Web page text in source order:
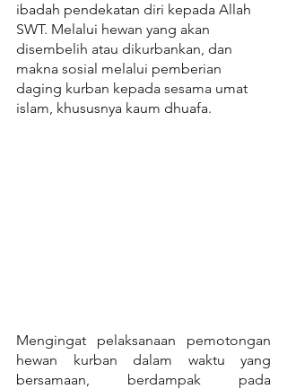
ibadah pendekatan diri kepada Allah
SWT. Melalui hewan yang akan
disembelih atau dikurbankan, dan
makna sosial melalui pemberian
daging kurban kepada sesama umat
islam, khususnya kaum dhuafa.
Mengingat pelaksanaan pemotongan
hewan kurban dalam waktu yang
bersamaan, berdampak pada